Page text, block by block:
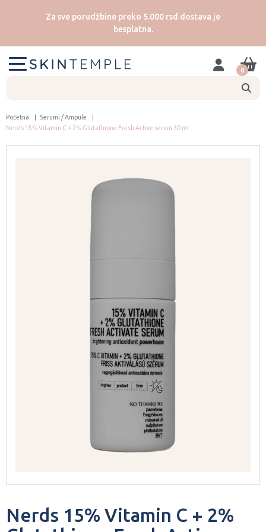
Za sve porudžbine preko 5.000 rsd dostava je
besplatna.
0
Početna
Serumi / Ampule
Nerds 15% Vitamin C + 2% Glutathione Fresh Active serum 30 ml
Nerds 15% Vitamin C + 2%